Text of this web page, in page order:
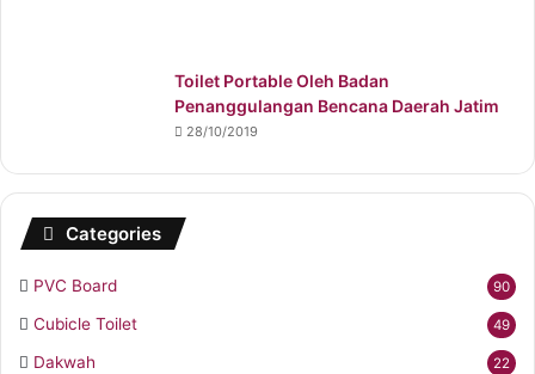
Toilet Portable Oleh Badan
Penanggulangan Bencana Daerah Jatim
28/10/2019
Categories
PVC Board 90
Cubicle Toilet 49
Dakwah 22